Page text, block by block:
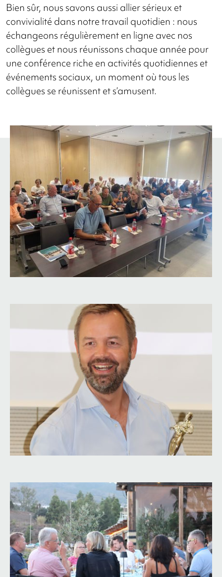
Bien sûr, nous savons aussi allier sérieux et
convivialité dans notre travail quotidien : nous
échangeons régulièrement en ligne avec nos
collègues et nous réunissons chaque année pour
une conférence riche en activités quotidiennes et
événements sociaux, un moment où tous les
collègues se réunissent et s’amusent.